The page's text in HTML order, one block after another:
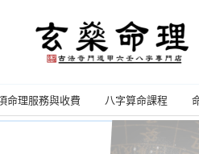
命理服務與收費 八字算命課程